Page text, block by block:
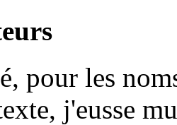
pour les
j'eusse